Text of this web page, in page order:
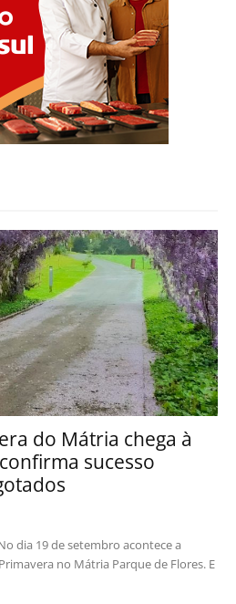
do Mátria chega à
sucesso
dia 19 de setembro acontece a
no Mátria Parque de Flores. E